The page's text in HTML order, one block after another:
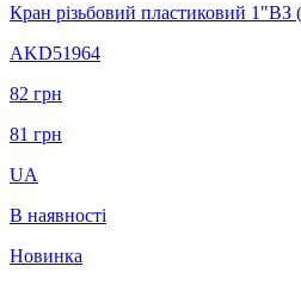
Кран різьбовий пластиковий 1"ВЗ
AKD51964
82 грн
81 грн
UA
В наявності
Новинка